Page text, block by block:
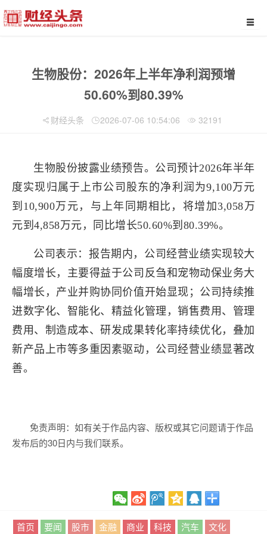
生物股份：2026年上半年净利润预增
50.60%到80.39%
财经头条 2026-07-06 10:54:06 32191
生物股份披露业绩预告。公司预计2026年半年
度实现归属于上市公司股东的净利润为9,100万元
到10,900万元，与上年同期相比，将增加3,058万
元到4,858万元，同比增长50.60%到80.39%。
公司表示：报告期内，公司经营业绩实现较大
幅度增长，主要得益于公司反刍和宠物动保业务大
幅增长，产业并购协同价值开始显现；公司持续推
进数字化、智能化、精益化管理，销售费用、管理
费用、制造成本、研发成果转化率持续优化，叠加
新产品上市等多重因素驱动，公司经营业绩显著改
善。
免责声明：如有关于作品内容、版权或其它问题请于作品
发布后的30日内与我们联系。
首页 要闻 股市 金融 商业 科技 汽车 文化